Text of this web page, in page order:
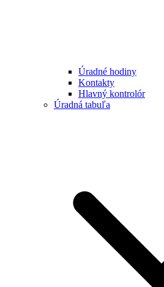
Úradné hodiny
Kontakty
Hlavný kontrolór
Úradná tabuľa